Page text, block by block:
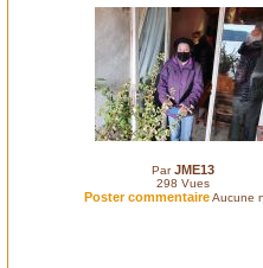
ParJME13
298 Vues
Poster commentaireAucune